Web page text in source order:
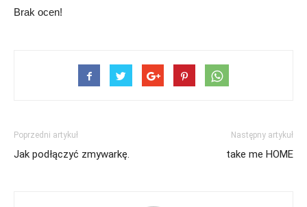
Brak ocen!
Poprzedni artykuł
Jak podłączyć zmywarkę.
Następny artykuł
take me HOME